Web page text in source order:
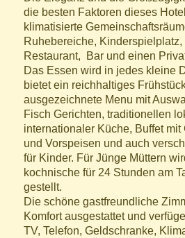
die besten Faktoren dieses
klimatisierte
Ruhebereiche,
Restaurant, Bar und einen
Das Essen wird in jedes kleine
bietet ein reichhaltiges
ausgezeichnete Menu mit
Fisch Gerichten, traditionellen
internationaler Küche, Buffet
und Vorspeisen und auch
für Kinder. Für Jünge Müttern
kochnische für 24 Stunden am
gestellt.
Die schöne gastfreundliche
Komfort ausgestattet und
TV, Telefon, Geldschranke,